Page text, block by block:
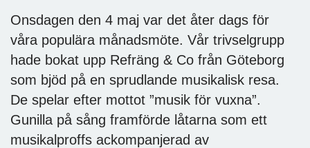
Onsdagen den 4 maj var det åter dags för
våra populära månadsmöte. Vår trivselgrupp
hade bokat upp Refräng & Co från Göteborg
som bjöd på en sprudlande musikalisk resa.
De spelar efter mottot ”musik för vuxna”.
Gunilla på sång framförde låtarna som ett
musikalproffs ackompanjerad av